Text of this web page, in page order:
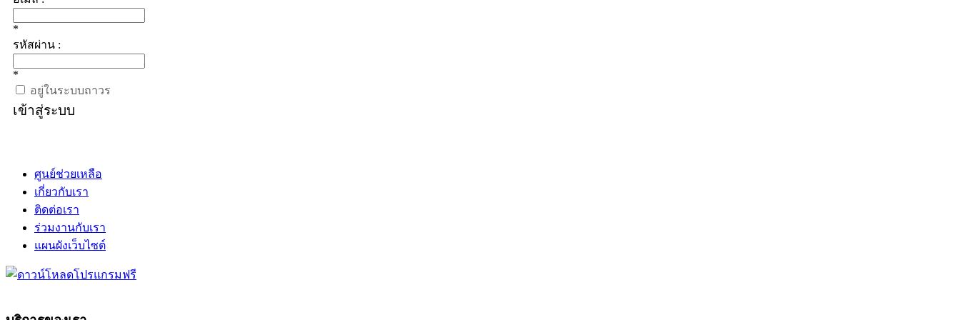
*
รหัสผ่าน :
*
อยู่ในระบบถาวร
เข้าสู่ระบบ
ศูนย์ช่วยเหลือ
เกี่ยวกับเรา
ติดต่อเรา
ร่วมงานกับเรา
แผนผังเว็บไซต์